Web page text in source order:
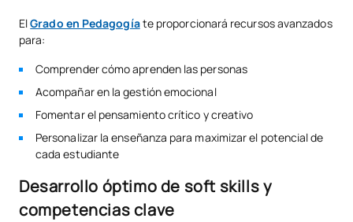
ElGrado en Pedagogíate proporcionará recursos avanzados
para:
Comprender cómo aprenden las personas
Acompañar en la gestión emocional
Fomentar el pensamiento crítico y creativo
Personalizar la enseñanza para maximizar el potencial de
cada estudiante
Desarrollo óptimo de soft skills y
competencias clave